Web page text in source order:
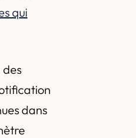
qui
des
dans